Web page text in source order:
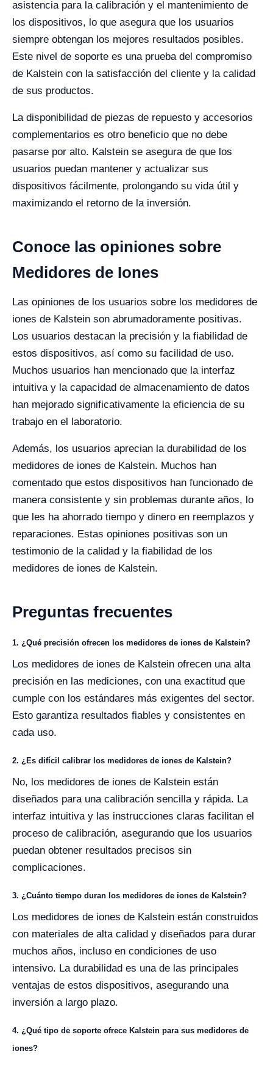
asistencia para la calibración y el mantenimiento de
los dispositivos, lo que asegura que los usuarios
siempre obtengan los mejores resultados posibles.
Este nivel de soporte es una prueba del compromiso
de Kalstein con la satisfacción del cliente y la calidad
de sus productos.
La disponibilidad de piezas de repuesto y accesorios
complementarios es otro beneficio que no debe
pasarse por alto. Kalstein se asegura de que los
usuarios puedan mantener y actualizar sus
dispositivos fácilmente, prolongando su vida útil y
maximizando el retorno de la inversión.
Conoce las opiniones sobre
Medidores de Iones
Las opiniones de los usuarios sobre los medidores de
iones de Kalstein son abrumadoramente positivas.
Los usuarios destacan la precisión y la fiabilidad de
estos dispositivos, así como su facilidad de uso.
Muchos usuarios han mencionado que la interfaz
intuitiva y la capacidad de almacenamiento de datos
han mejorado significativamente la eficiencia de su
trabajo en el laboratorio.
Además, los usuarios aprecian la durabilidad de los
medidores de iones de Kalstein. Muchos han
comentado que estos dispositivos han funcionado de
manera consistente y sin problemas durante años, lo
que les ha ahorrado tiempo y dinero en reemplazos y
reparaciones. Estas opiniones positivas son un
testimonio de la calidad y la fiabilidad de los
medidores de iones de Kalstein.
Preguntas frecuentes
1. ¿Qué precisión ofrecen los medidores de iones de Kalstein?
Los medidores de iones de Kalstein ofrecen una alta
precisión en las mediciones, con una exactitud que
cumple con los estándares más exigentes del sector.
Esto garantiza resultados fiables y consistentes en
cada uso.
2. ¿Es difícil calibrar los medidores de iones de Kalstein?
No, los medidores de iones de Kalstein están
diseñados para una calibración sencilla y rápida. La
interfaz intuitiva y las instrucciones claras facilitan el
proceso de calibración, asegurando que los usuarios
puedan obtener resultados precisos sin
complicaciones.
3. ¿Cuánto tiempo duran los medidores de iones de Kalstein?
Los medidores de iones de Kalstein están construidos
con materiales de alta calidad y diseñados para durar
muchos años, incluso en condiciones de uso
intensivo. La durabilidad es una de las principales
ventajas de estos dispositivos, asegurando una
inversión a largo plazo.
4. ¿Qué tipo de soporte ofrece Kalstein para sus medidores de
iones?